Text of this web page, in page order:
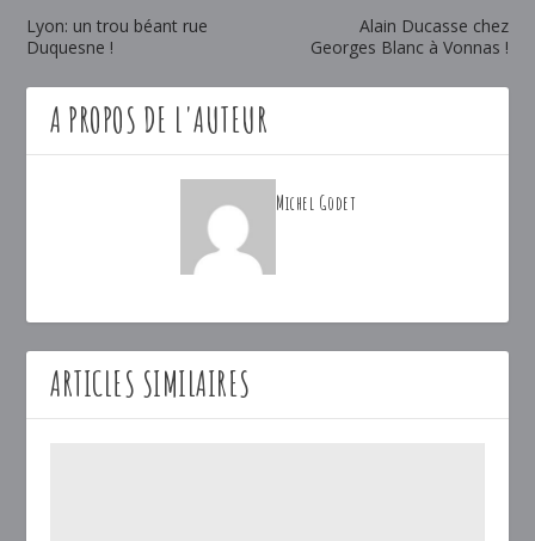
Lyon: un trou béant rue
Duquesne !
Alain Ducasse chez
Georges Blanc à Vonnas !
A PROPOS DE L'AUTEUR
Michel Godet
ARTICLES SIMILAIRES